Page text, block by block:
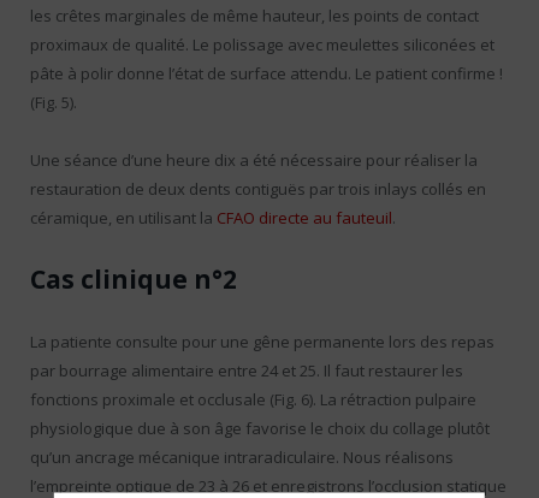
les crêtes marginales de même hauteur, les points de contact
proximaux de qualité. Le polissage avec meulettes siliconées et
pâte à polir donne l’état de surface attendu. Le patient confirme !
(Fig. 5).
Une séance d’une heure dix a été nécessaire pour réaliser la
restauration de deux dents contiguës par trois inlays collés en
céramique, en utilisant la CFAO directe au fauteuil.
Cas clinique n°2
La patiente consulte pour une gêne permanente lors des repas
par bourrage alimentaire entre 24 et 25. Il faut restaurer les
fonctions proximale et occlusale (Fig. 6). La rétraction pulpaire
physiologique due à son âge favorise le choix du collage plutôt
qu’un ancrage mécanique intraradiculaire. Nous réalisons
l’empreinte optique de 23 à 26 et enregistrons l’occlusion statique